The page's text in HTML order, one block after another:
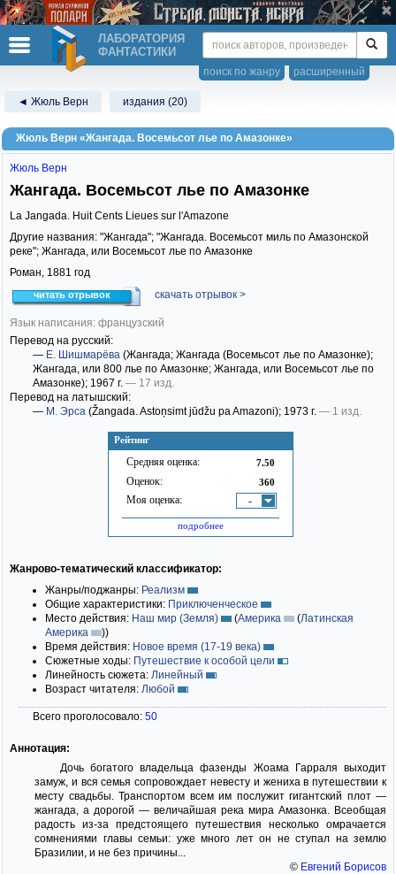
ЛАБОРАТОРИЯ
ФАНТАСТИКИ
расширенный
поиск по жанру
◄ Жюль Верн издания (20)
Жюль Верн «Жангада. Восемьсот лье по Амазонке»
Рейтинг
Средняя оценка: 7.50
Оценок: 360
Моя оценка: -
подробнее
Жюль Верн
Жангада. Восемьсот лье по Амазонке
La Jangada. Huit Cents Lieues sur l'Amazone
Другие названия: "Жангада"; "Жангада. Восемьсот миль по Амазонской
реке"; Жангада, или Восемьсот лье по Амазонке
Роман, 1881 год
читать отрывок скачать отрывок >
Язык написания: французский
Перевод на русский:
— Е. Шишмарёва (Жангада; Жангада (Восемьсот лье по Амазонке);
Жангада, или 800 лье по Амазонке; Жангада, или Восемьсот лье по
Амазонке); 1967 г. — 17 изд.
Перевод на латышский:
— М. Эрса (Žangada. Astoņsimt jūdžu pa Amazoni); 1973 г. — 1 изд.
Жанрово-тематический классификатор:
Жанры/поджанры: Реализм
Общие характеристики: Приключенческое
Место действия: Наш мир (Земля) (Америка (Латинская
Америка
))
Время действия: Новое время (17-19 века)
Сюжетные ходы: Путешествие к особой цели
Линейность сюжета: Линейный
Возраст читателя: Любой
Всего проголосовало: 50
Аннотация:
Дочь богатого владельца фазенды Жоама Гарраля выходит
замуж, и вся семья сопровождает невесту и жениха в путешествии к
месту свадьбы. Транспортом всем им послужит гигантский плот —
жангада, а дорогой — величайшая река мира Амазонка. Всеобщая
радость из-за предстоящего путешествия несколько омрачается
сомнениями главы семьи: уже много лет он не ступал на землю
Бразилии, и не без причины...
© Евгений Борисов